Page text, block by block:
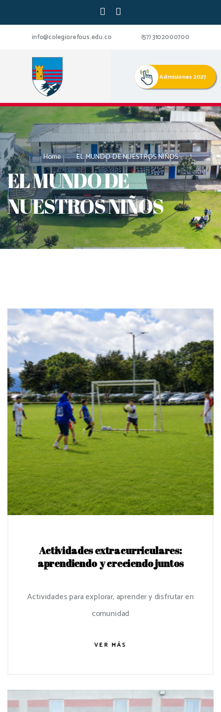
info@colegiorefous.edu.co (57) 3102000700
Admisiones 2027
Home EL MUNDO DE NUESTROS NIÑOS
EL MUNDO DE
NUESTROS NIÑOS
Actividades extracurriculares:
aprendiendo y creciendo juntos
Actividades para explorar, aprender y disfrutar en
comunidad
VER MÁS